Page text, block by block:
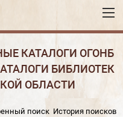
КАТАЛОГИ ОГОНБ
БИБЛИОТЕК
ОБЛАСТИ
поиск История поисков